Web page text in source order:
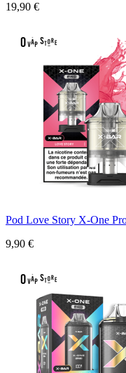
19,90 €
Pod Love Story X-One
9,90 €